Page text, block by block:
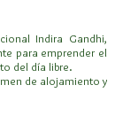
Indira Gandhi,
para emprender el
del día libre.
de alojamiento y